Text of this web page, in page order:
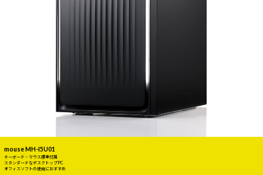
mouse MH-I5U01
キーボード・マウス標準付属
スタンダードなデスクトップPC
オフィスソフトの使用におすすめ